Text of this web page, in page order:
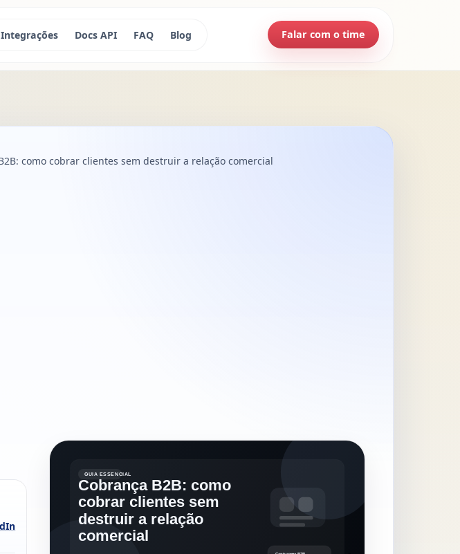
Integrações Docs API FAQ Blog Falar com o time
como cobrar clientes sem destruir a relação comercial